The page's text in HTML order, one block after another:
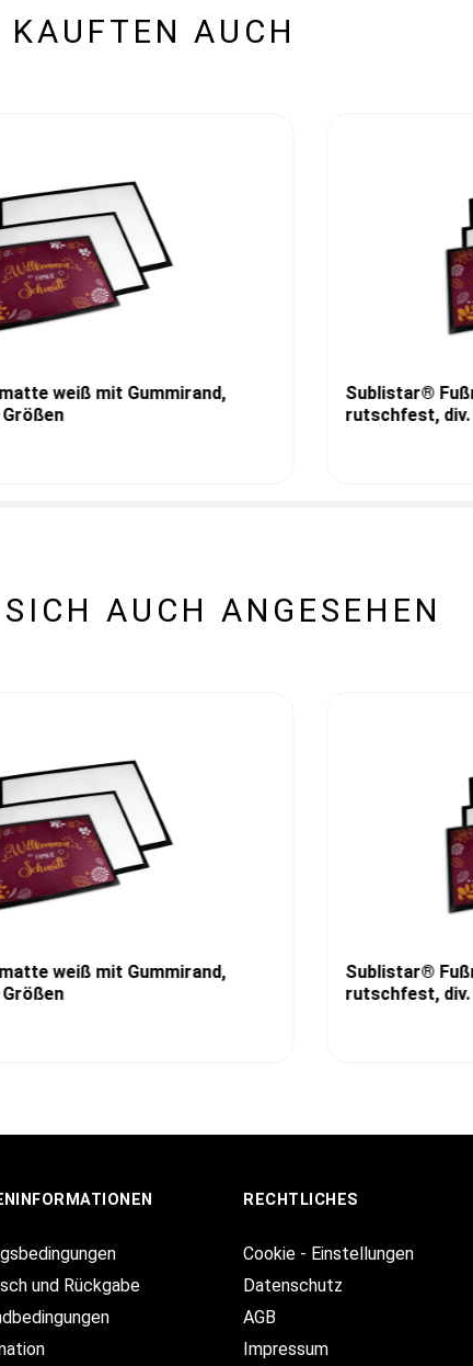
KAUFTEN AUCH
weiß mit Gummirand,
Sublistar®
rutschfest, div.
AUCH ANGESEHEN
weiß mit Gummirand,
Sublistar®
rutschfest, div.
und Rückgabe
RECHTLICHES
Cookie - Einstellungen
Datenschutz
AGB
Impressum